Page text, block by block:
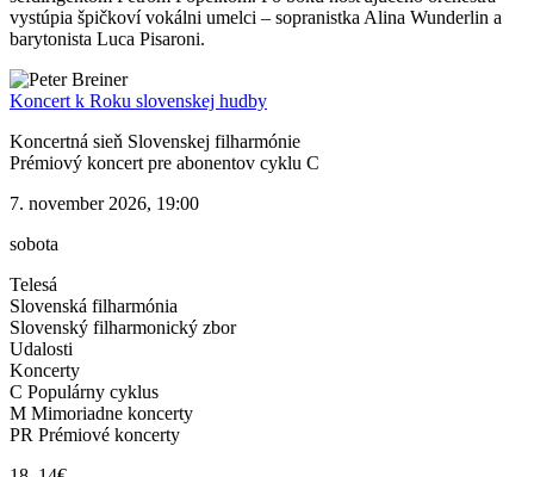
vystúpia špičkoví vokálni umelci – sopranistka Alina Wunderlin a
barytonista Luca Pisaroni.
Koncert k Roku slovenskej hudby
Koncertná sieň Slovenskej filharmónie
Prémiový koncert pre abonentov cyklu C
7. november 2026, 19:00
sobota
Telesá
Slovenská filharmónia
Slovenský filharmonický zbor
Udalosti
Koncerty
C Populárny cyklus
M Mimoriadne koncerty
PR Prémiové koncerty